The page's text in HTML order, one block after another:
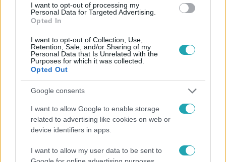
I want to opt-out of processing my
Personal Data for Targeted Advertising.
Opted In
I want to opt-out of Collection, Use,
Retention, Sale, and/or Sharing of my
Personal Data that Is Unrelated with the
Purposes for which it was collected.
Opted Out
Google consents
I want to allow Google to enable storage
related to advertising like cookies on web or
device identifiers in apps.
I want to allow my user data to be sent to
ÁLLATVILÁG #VESZPRÉM #DENEVÉR
PANELHÁZ
Népszerű